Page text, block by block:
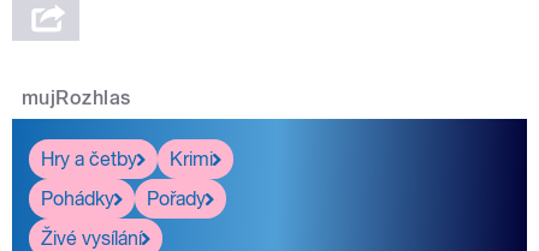
mujRozhlas
Hry a četby
Krimi
Pohádky
Pořady
Živé vysílání